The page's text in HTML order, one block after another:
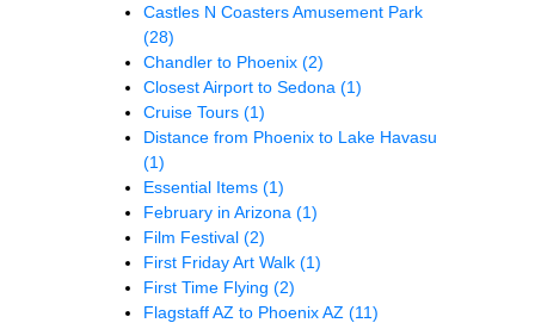
Castles N Coasters Amusement Park
(28)
Chandler to Phoenix (2)
Closest Airport to Sedona (1)
Cruise Tours (1)
Distance from Phoenix to Lake Havasu
(1)
Essential Items (1)
February in Arizona (1)
Film Festival (2)
First Friday Art Walk (1)
First Time Flying (2)
Flagstaff AZ to Phoenix AZ (11)